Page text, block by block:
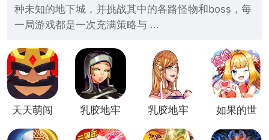
种未知的地下城，并挑战其中的各路怪物和boss，每
一局游戏都是一次充满策略与 ...
天天萌闯
乳胶地牢
乳胶地牢
如果的世